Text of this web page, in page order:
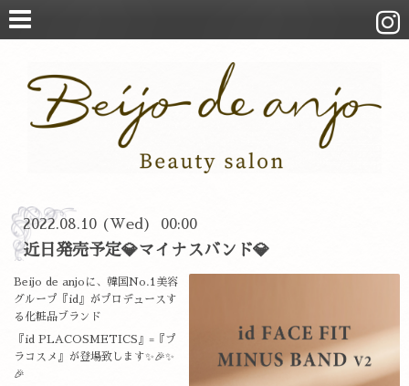
2022.08.10 (Wed) 00:00
近日発売予定💎マイナスバンド💎
Beijo de anjoに、韓国No.1美容
グループ『id』がプロデュースす
る化粧品ブランド
『id PLACOSMETICS』=『プ
ラコスメ』が登場致します✨🎉✨
🎉